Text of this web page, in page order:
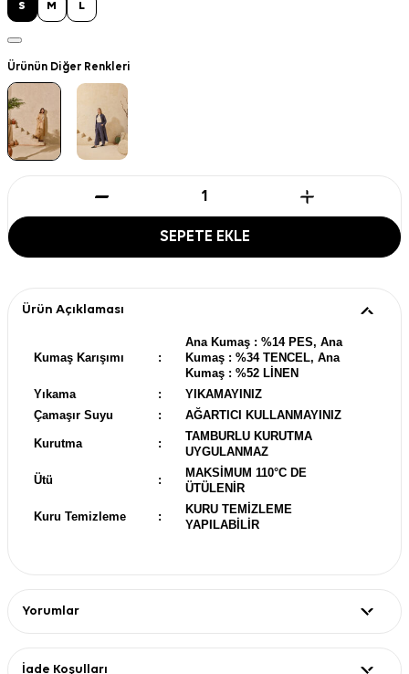
S M L
Ürünün Diğer Renkleri
SEPETE EKLE
Ürün Açıklaması
Kumaş Karışımı :
Ana Kumaş : %14 PES, Ana
Kumaş : %34 TENCEL, Ana
Kumaş : %52 LİNEN
Yıkama
:
YIKAMAYINIZ
Çamaşır Suyu
: AĞARTICI KULLANMAYINIZ
Kurutma :
TAMBURLU KURUTMA
UYGULANMAZ
Ütü :
MAKSİMUM 110°C DE
ÜTÜLENİR
Kuru Temizleme :
KURU TEMİZLEME
YAPILABİLİR
Yorumlar
İade Koşulları